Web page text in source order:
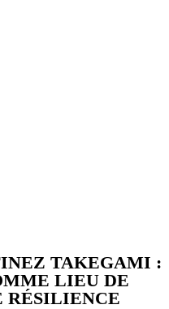
TAKEGAMI :
LIEU DE
RÉSILIENCE